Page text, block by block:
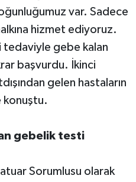
var. Sadece
hizmet ediyoruz.
tedaviyle gebe kalan
başvurdu. İkinci
gelen hastaların
konuştu.
gebelik testi
Sorumlusu olarak